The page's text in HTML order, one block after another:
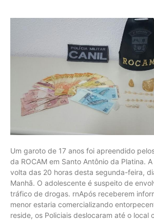
Um garoto de 17 anos foi apreendido
da ROCAM em Santo Antônio da Platina.
volta das 20 horas desta segunda-feira,
Manhã. O adolescente é suspeito de
tráfico de drogas. rnApós receberem
menor estaria comercializando
reside, os Policiais deslocaram até o local